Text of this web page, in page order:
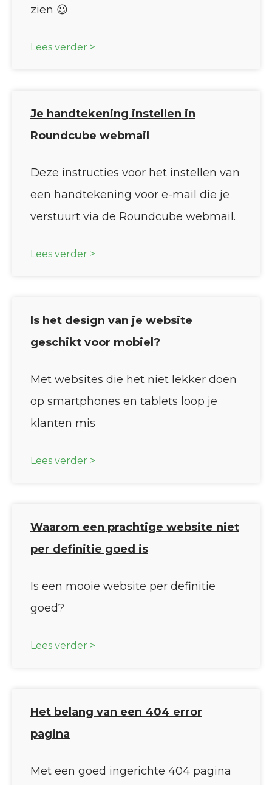
zien 😉
Lees verder >
Je handtekening instellen in
Roundcube webmail
Deze instructies voor het instellen van
een handtekening voor e-mail die je
verstuurt via de Roundcube webmail.
Lees verder >
Is het design van je website
geschikt voor mobiel?
Met websites die het niet lekker doen
op smartphones en tablets loop je
klanten mis
Lees verder >
Waarom een prachtige website niet
per definitie goed is
Is een mooie website per definitie
goed?
Lees verder >
Het belang van een 404 error
pagina
Met een goed ingerichte 404 pagina